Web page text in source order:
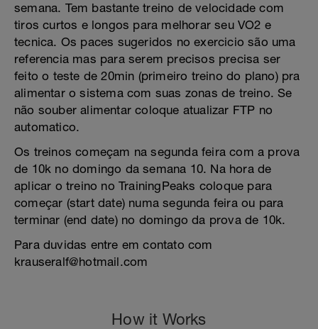
semana. Tem bastante treino de velocidade com
tiros curtos e longos para melhorar seu VO2 e
tecnica. Os paces sugeridos no exercicio são uma
referencia mas para serem precisos precisa ser
feito o teste de 20min (primeiro treino do plano) pra
alimentar o sistema com suas zonas de treino. Se
não souber alimentar coloque atualizar FTP no
automatico.
Os treinos começam na segunda feira com a prova
de 10k no domingo da semana 10. Na hora de
aplicar o treino no TrainingPeaks coloque para
começar (start date) numa segunda feira ou para
terminar (end date) no domingo da prova de 10k.
Para duvidas entre em contato com
krauseralf@hotmail.com
How it Works